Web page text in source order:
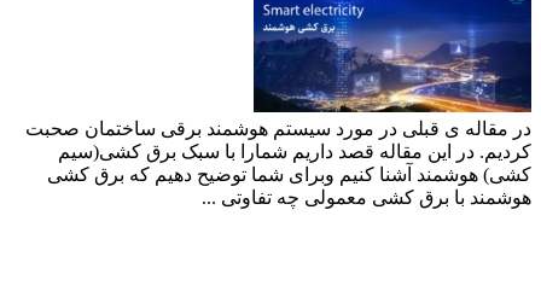
در مقاله ی قبلی در مورد سیستم هوشمند برقی ساختمان صحبت
کردیم. در این مقاله قصد داریم شمارا با سبک برق کشی(سیم
کشی) هوشمند آشنا کنیم وبرای شما توضیح دهیم که برق کشی
هوشمند با برق کشی معمولی چه تفاوتی ...